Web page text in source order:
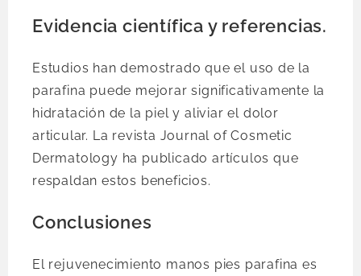
Evidencia científica y referencias.
Estudios han demostrado que el uso de la
parafina puede mejorar significativamente la
hidratación de la piel y aliviar el dolor
articular. La revista Journal of Cosmetic
Dermatology ha publicado artículos que
respaldan estos beneficios.
Conclusiones
El rejuvenecimiento manos pies parafina es